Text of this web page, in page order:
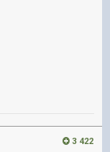
3 422